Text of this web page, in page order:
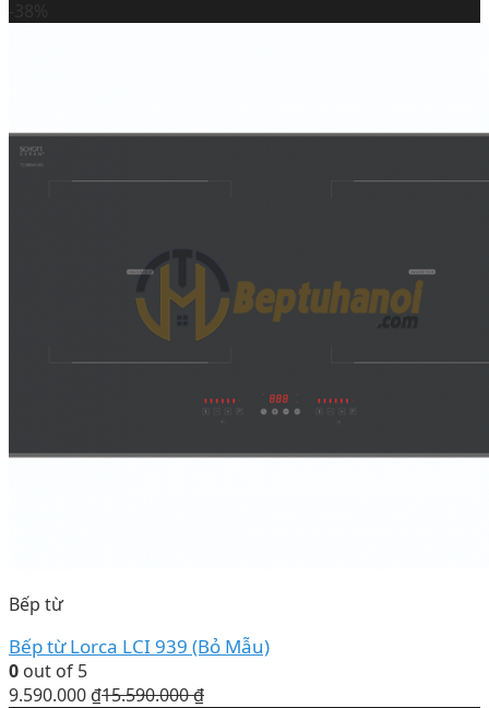
Bếp từ
Bếp từ Lorca LCI 939 (Bỏ Mẫu)
0 out of 5
9.590.000 ₫15.590.000₫